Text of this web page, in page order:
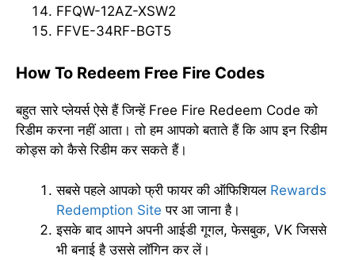
FFQW-12AZ-XSW2
FFVE-34RF-BGT5
How To Redeem Free Fire Codes
बहुत सारे प्लेयर्स ऐसे हैं जिन्हें Free Fire Redeem Code को
रिडीम करना नहीं आता। तो हम आपको बताते हैं कि आप इन रिडीम
कोड्स को कैसे रिडीम कर सकते हैं।
सबसे पहले आपको फ्री फायर की ऑफिशियल Rewards
Redemption Site पर आ जाना है।
इसके बाद आपने अपनी आईडी गूगल, फेसबुक, VK जिससे
भी बनाई है उससे लॉगिन कर लें।